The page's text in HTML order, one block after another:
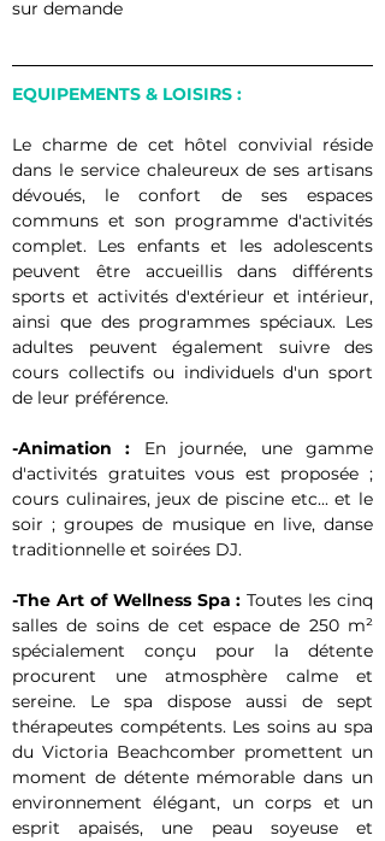
sur demande
EQUIPEMENTS & LOISIRS :
Le charme de cet hôtel convivial réside
dans le service chaleureux de ses artisans
dévoués, le confort de ses espaces
communs et son programme d'activités
complet. Les enfants et les adolescents
peuvent être accueillis dans différents
sports et activités d'extérieur et intérieur,
ainsi que des programmes spéciaux. Les
adultes peuvent également suivre des
cours collectifs ou individuels d'un sport
de leur préférence.
-Animation : En journée, une gamme
d'activités gratuites vous est proposée ;
cours culinaires, jeux de piscine etc... et le
soir ; groupes de musique en live, danse
traditionnelle et soirées DJ.
-The Art of Wellness Spa : Toutes les cinq
salles de soins de cet espace de 250 m²
spécialement conçu pour la détente
procurent une atmosphère calme et
sereine. Le spa dispose aussi de sept
thérapeutes compétents. Les soins au spa
du Victoria Beachcomber promettent un
moment de détente mémorable dans un
environnement élégant, un corps et un
esprit apaisés, une peau soyeuse et